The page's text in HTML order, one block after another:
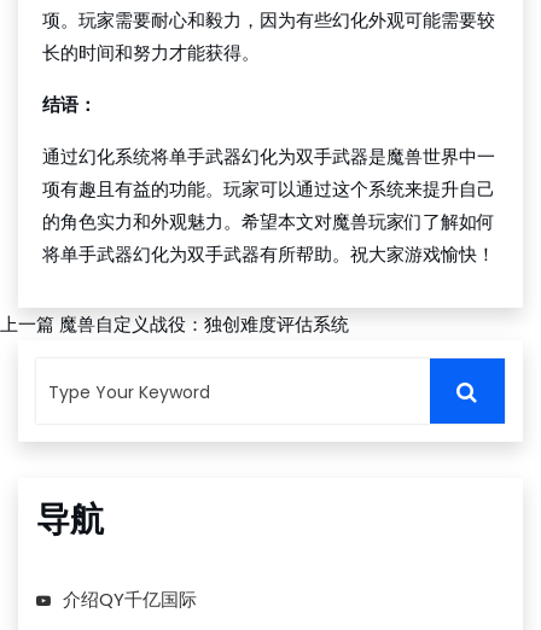
项。玩家需要耐心和毅力，因为有些幻化外观可能需要较
长的时间和努力才能获得。
结语：
通过幻化系统将单手武器幻化为双手武器是魔兽世界中一
项有趣且有益的功能。玩家可以通过这个系统来提升自己
的角色实力和外观魅力。希望本文对魔兽玩家们了解如何
将单手武器幻化为双手武器有所帮助。祝大家游戏愉快！
上一篇 魔兽自定义战役：独创难度评估系统
导航
介绍QY千亿国际